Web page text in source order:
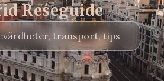
Reseguide